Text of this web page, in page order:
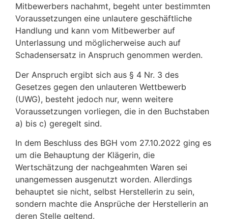
Mitbewerbers nachahmt, begeht unter bestimmten
Voraussetzungen eine unlautere geschäftliche
Handlung und kann vom Mitbewerber auf
Unterlassung und möglicherweise auch auf
Schadensersatz in Anspruch genommen werden.
Der Anspruch ergibt sich aus § 4 Nr. 3 des
Gesetzes gegen den unlauteren Wettbewerb
(UWG), besteht jedoch nur, wenn weitere
Voraussetzungen vorliegen, die in den Buchstaben
a) bis c) geregelt sind.
In dem Beschluss des BGH vom 27.10.2022 ging es
um die Behauptung der Klägerin, die
Wertschätzung der nachgeahmten Waren sei
unangemessen ausgenutzt worden. Allerdings
behauptet sie nicht, selbst Herstellerin zu sein,
sondern machte die Ansprüche der Herstellerin an
deren Stelle geltend.